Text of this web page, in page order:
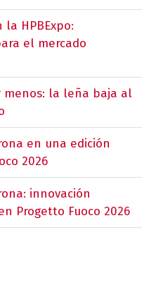
HPBExpo:
el mercado
la leña baja al
en una edición
2026
innovación
Progetto Fuoco 2026